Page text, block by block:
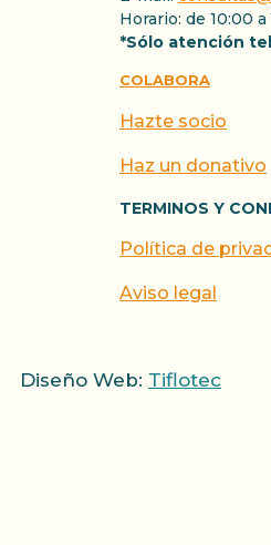
Horario: de 10:00 a
*Sólo atención
COLABORA
Hazte socio
Haz un donativo
TERMINOS Y
Política de
Aviso legal
Diseño Web: Tiflotec